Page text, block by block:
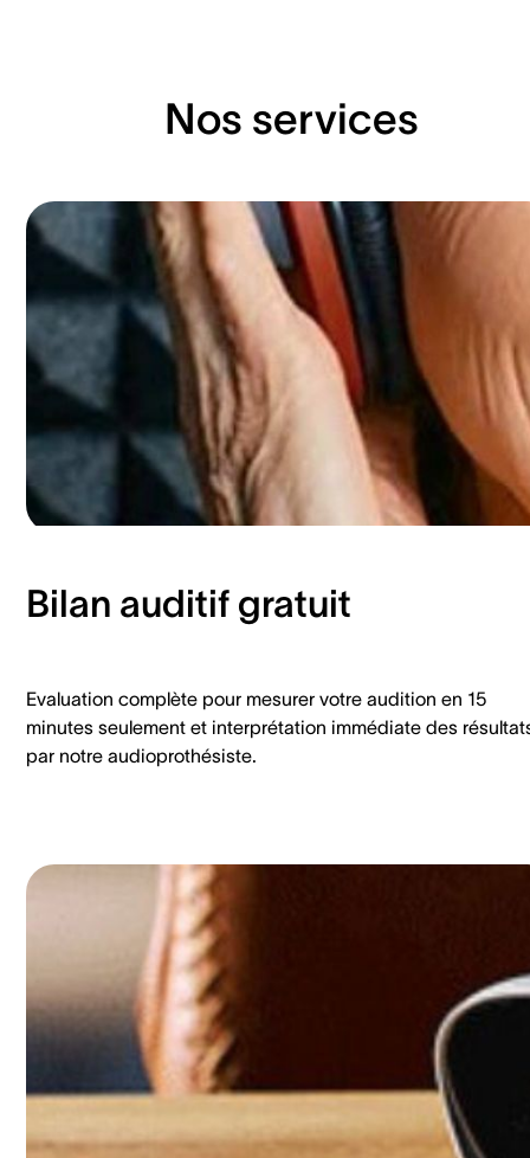
Nos services
Bilan auditif gratuit
Evaluation complète pour mesurer votre audition en 15
minutes seulement et interprétation immédiate des
par notre audioprothésiste.